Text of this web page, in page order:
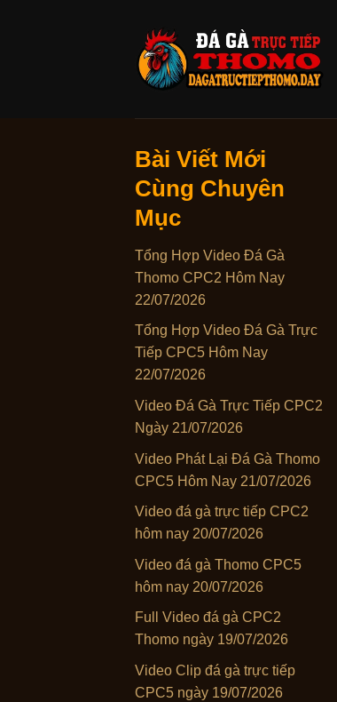
Bài Viết Mới
Cùng Chuyên
Mục
Tổng Hợp Video Đá Gà
Thomo CPC2 Hôm Nay
22/07/2026
Tổng Hợp Video Đá Gà Trực
Tiếp CPC5 Hôm Nay
22/07/2026
Video Đá Gà Trực Tiếp CPC2
Ngày 21/07/2026
Video Phát Lại Đá Gà Thomo
CPC5 Hôm Nay 21/07/2026
Video đá gà trực tiếp CPC2
hôm nay 20/07/2026
Video đá gà Thomo CPC5
hôm nay 20/07/2026
Full Video đá gà CPC2
Thomo ngày 19/07/2026
Video Clip đá gà trực tiếp
CPC5 ngày 19/07/2026